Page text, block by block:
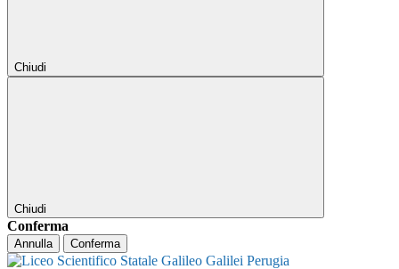
Chiudi
Chiudi
Conferma
Annulla Conferma